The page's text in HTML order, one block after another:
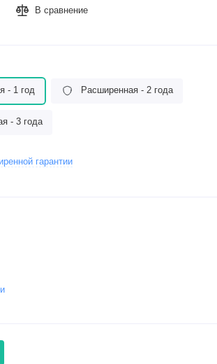
В сравнение
- 1 год Расширенная - 2 года
- 3 года
гарантии